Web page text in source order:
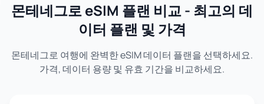
몬테네그로 eSIM 플랜 비교 - 최고의 데
이터 플랜 및 가격
몬테네그로 여행에 완벽한 eSIM 데이터 플랜을 선택하세요.
가격, 데이터 용량 및 유효 기간을 비교하세요.